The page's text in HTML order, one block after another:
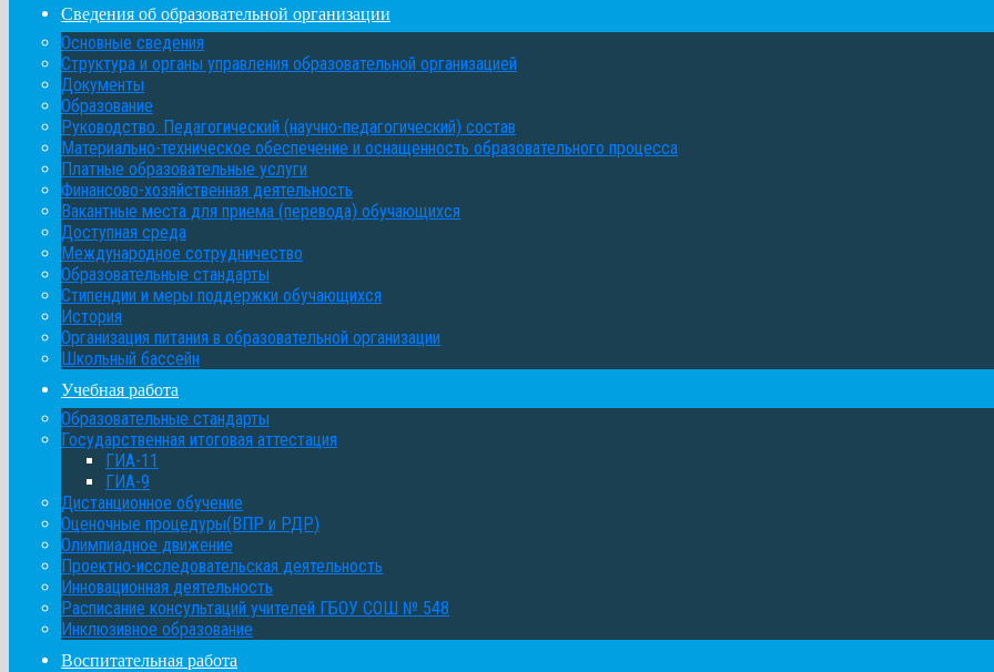
Сведения об образовательной организации
Основные сведения
Структура и органы управления образовательной организацией
Документы
Образование
Руководство. Педагогический (научно-педагогический) состав
Материально-техническое обеспечение и оснащенность образовательного процесса
Платные образовательные услуги
Финансово-хозяйственная деятельность
Вакантные места для приема (перевода) обучающихся
Доступная среда
Международное сотрудничество
Образовательные стандарты
Стипендии и меры поддержки обучающихся
История
Организация питания в образовательной организации
Школьный бассейн
Учебная работа
Образовательные стандарты
Государственная итоговая аттестация
ГИА-11
ГИА-9
Дистанционное обучение
Оценочные процедуры(ВПР и РДР)
Олимпиадное движение
Проектно-исследовательская деятельность
Инновационная деятельность
Расписание консультаций учителей ГБОУ СОШ № 548
Инклюзивное образование
Воспитательная работа